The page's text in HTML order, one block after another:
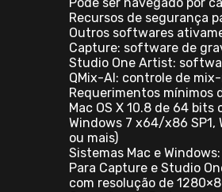
Pode ser navegado por
Recursos de segurança
Outros softwares
Capture: software de
Studio One Artist:
QMix-AI: controle de
Requerimentos mínimos
Mac OS X 10.8 de 64
Windows 7 x64/x86 SP1,
ou mais)
Sistemas Mac e
Para Capture e Studio
com resolução de